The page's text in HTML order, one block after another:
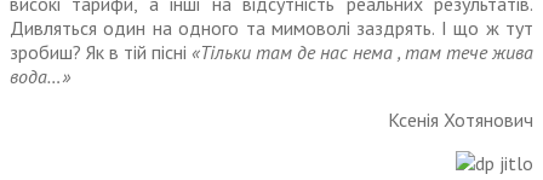
Дивляться один на одного та мимоволі заздрять. І що ж тут
зробиш? Як в тій пісні «Тільки там де нас нема , там тече жива
вода…»
Ксенія Хотянович